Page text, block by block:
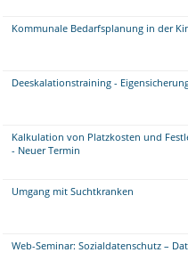
Kommunale Bedarfsplanung in der
Deeskalationstraining -
Kalkulation von Platzkosten und
- Neuer Termin
Umgang mit Suchtkranken
Web-Seminar: Sozialdatenschutz –